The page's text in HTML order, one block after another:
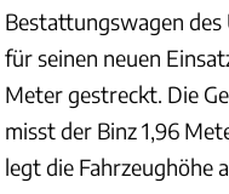
Bestattungswagen
für seinen neuen
Meter gestreckt. Die
misst der Binz 1,96
legt die Fahrzeughöhe